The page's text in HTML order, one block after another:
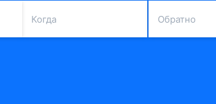
Когда Обратно